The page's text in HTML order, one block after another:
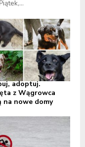
adoptuj.
z Wągrowca
na nowe domy